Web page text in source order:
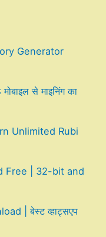
Generator
से माइनिंग का
Unlimited Rubi
Free | 32-bit and
| बेस्ट व्हाट्सएप